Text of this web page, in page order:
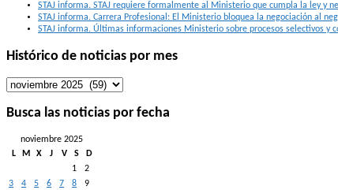
STAJ informa. STAJ requiere formalmente al Ministerio que cumpla la ley y
STAJ informa. Carrera Profesional: El Ministerio bloquea la negociación al
STAJ informa. Últimas informaciones Ministerio sobre procesos selectivos y
Histórico de noticias por mes
Histórico
de
noticias
por
Busca las noticias por fecha
noviembre 2025
L
M X J V S
D
1
2
3
4 5 6 7 8
9